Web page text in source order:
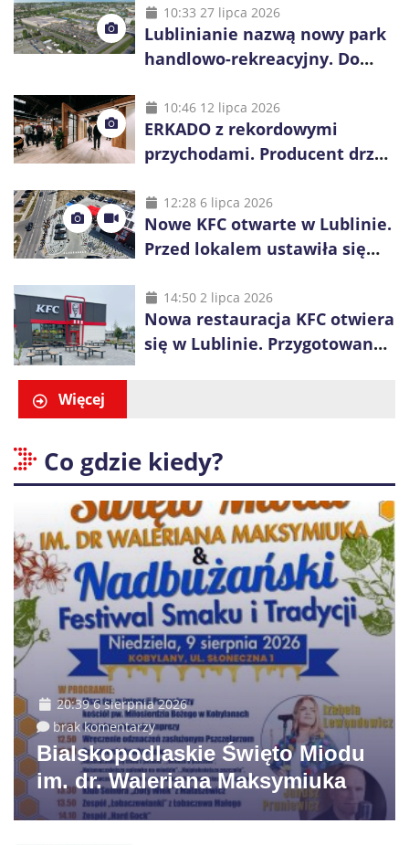
10:33 27 lipca 2026
Lublinianie nazwą nowy park
handlowo-rekreacyjny. Do
10:46 12 lipca 2026
ERKADO z rekordowymi
przychodami. Producent drzwi
inwestycje
12:28 6 lipca 2026
Nowe KFC otwarte w Lublinie.
Przed lokalem ustawiła się
14:50 2 lipca 2026
Nowa restauracja KFC otwiera
się w Lublinie. Przygotowano
Więcej
Co gdzie kiedy?
20:39 6 sierpnia 2026
brak komentarzy
Bialskopodlaskie Święto Miodu
im. dr. Waleriana Maksymiuka